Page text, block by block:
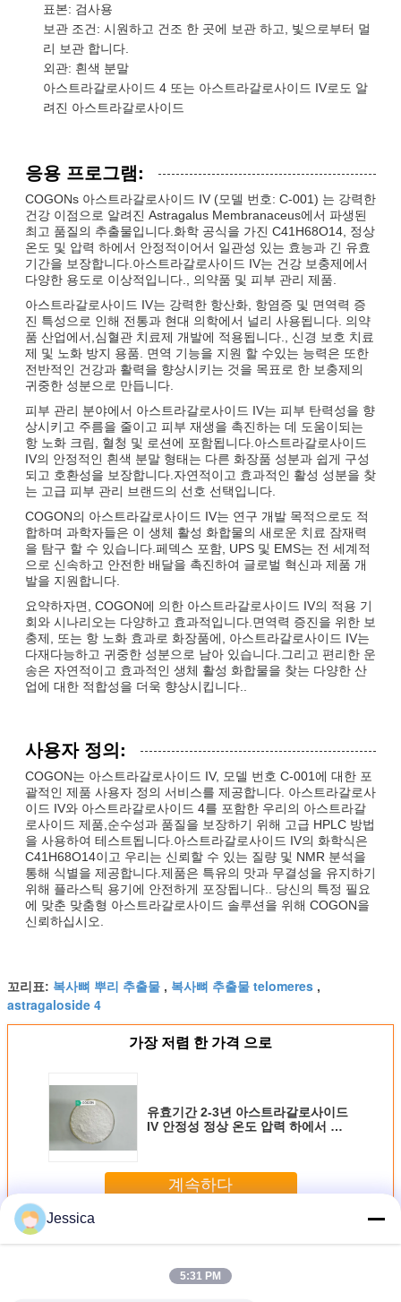
표본: 검사용
보관 조건: 시원하고 건조 한 곳에 보관 하고, 빛으로부터 멀
리 보관 합니다.
외관: 흰색 분말
아스트라갈로사이드 4 또는 아스트라갈로사이드 IV로도 알
려진 아스트라갈로사이드
응용 프로그램:
COGONs 아스트라갈로사이드 IV (모델 번호: C-001) 는 강력한
건강 이점으로 알려진 Astragalus Membranaceus에서 파생된
최고 품질의 추출물입니다.화학 공식을 가진 C41H68O14, 정상
온도 및 압력 하에서 안정적이어서 일관성 있는 효능과 긴 유효
기간을 보장합니다.아스트라갈로사이드 IV는 건강 보충제에서
다양한 용도로 이상적입니다., 의약품 및 피부 관리 제품.
아스트라갈로사이드 IV는 강력한 항산화, 항염증 및 면역력 증
진 특성으로 인해 전통과 현대 의학에서 널리 사용됩니다. 의약
품 산업에서,심혈관 치료제 개발에 적용됩니다., 신경 보호 치료
제 및 노화 방지 용품. 면역 기능을 지원 할 수있는 능력은 또한
전반적인 건강과 활력을 향상시키는 것을 목표로 한 보충제의
귀중한 성분으로 만듭니다.
피부 관리 분야에서 아스트라갈로사이드 IV는 피부 탄력성을 향
상시키고 주름을 줄이고 피부 재생을 촉진하는 데 도움이되는
항 노화 크림, 혈청 및 로션에 포함됩니다.아스트라갈로사이드
IV의 안정적인 흰색 분말 형태는 다른 화장품 성분과 쉽게 구성
되고 호환성을 보장합니다.자연적이고 효과적인 활성 성분을 찾
는 고급 피부 관리 브랜드의 선호 선택입니다.
COGON의 아스트라갈로사이드 IV는 연구 개발 목적으로도 적
합하며 과학자들은 이 생체 활성 화합물의 새로운 치료 잠재력
을 탐구 할 수 있습니다.페덱스 포함, UPS 및 EMS는 전 세계적
으로 신속하고 안전한 배달을 촉진하여 글로벌 혁신과 제품 개
발을 지원합니다.
요약하자면, COGON에 의한 아스트라갈로사이드 IV의 적용 기
회와 시나리오는 다양하고 효과적입니다.면역력 증진을 위한 보
충제, 또는 항 노화 효과로 화장품에, 아스트라갈로사이드 IV는
다재다능하고 귀중한 성분으로 남아 있습니다.그리고 편리한 운
송은 자연적이고 효과적인 생체 활성 화합물을 찾는 다양한 산
업에 대한 적합성을 더욱 향상시킵니다..
사용자 정의:
COGON는 아스트라갈로사이드 IV, 모델 번호 C-001에 대한 포
괄적인 제품 사용자 정의 서비스를 제공합니다. 아스트라갈로사
이드 IV와 아스트라갈로사이드 4를 포함한 우리의 아스트라갈
로사이드 제품,순수성과 품질을 보장하기 위해 고급 HPLC 방법
을 사용하여 테스트됩니다.아스트라갈로사이드 IV의 화학식은
C41H68O14이고 우리는 신뢰할 수 있는 질량 및 NMR 분석을
통해 식별을 제공합니다.제품은 특유의 맛과 무결성을 유지하기
위해 플라스틱 용기에 안전하게 포장됩니다.. 당신의 특정 필요
에 맞춘 맞춤형 아스트라갈로사이드 솔루션을 위해 COGON을
신뢰하십시오.
꼬리표: 복사뼈 뿌리 추출물 , 복사뼈 추출물 telomeres ,
astragaloside 4
가장 저렴 한 가격 으로
유효기간 2-3년 아스트라갈로사이드
IV 안정성 정상 온도 압력 하에서 안
계속하다
더 많은 것
Jessica
5:31 PM